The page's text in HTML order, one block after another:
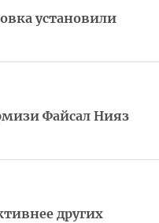
установили
Файсал Нияз
других